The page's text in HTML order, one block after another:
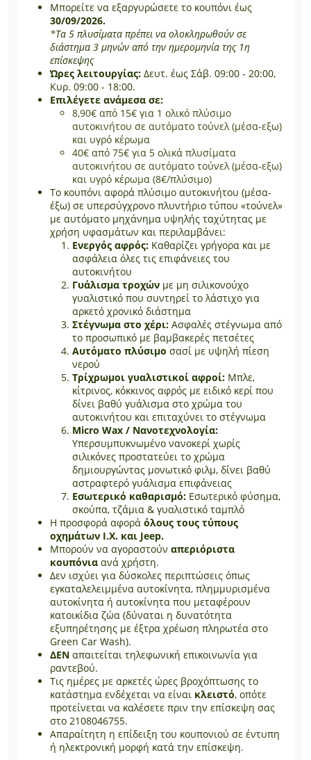
Μπορείτε να εξαργυρώσετε το κουπόνι έως
30/09/2026.
*Τα 5 πλυσίματα πρέπει να ολοκληρωθούν σε
διάστημα 3 μηνών από την ημερομηνία της 1η
επίσκεψης
Ώρες λειτουργίας: Δευτ. έως Σάβ. 09:00 - 20:00,
Κυρ. 09:00 - 18:00.
Επιλέγετε ανάμεσα σε:
8,90€ από 15€ για 1 ολικό πλύσιμο
αυτοκινήτου σε αυτόματο τούνελ (μέσα-εξω)
και υγρό κέρωμα
40€ από 75€ για 5 ολικά πλυσίματα
αυτοκινήτου σε αυτόματο τούνελ (μέσα-εξω)
και υγρό κέρωμα (8€/πλύσιμο)
Το κουπόνι αφορά πλύσιμο αυτοκινήτου (μέσα-
έξω) σε υπερσύγχρονο πλυντήριο τύπου «τούνελ»
με αυτόματο μηχάνημα υψηλής ταχύτητας με
χρήση υφασμάτων και περιλαμβάνει:
Ενεργός αφρός: Καθαρίζει γρήγορα και με
ασφάλεια όλες τις επιφάνειες του
αυτοκινήτου
Γυάλισμα τροχών με μη σιλικονούχο
γυαλιστικό που συντηρεί το λάστιχο για
αρκετό χρονικό διάστημα
Στέγνωμα στο χέρι: Ασφαλές στέγνωμα από
το προσωπικό με βαμβακερές πετσέτες
Αυτόματο πλύσιμο σασί με υψηλή πίεση
νερού
Τρίχρωμοι γυαλιστικοί αφροί: Μπλε,
κίτρινος, κόκκινος αφρός με ειδικό κερί που
δίνει βαθύ γυάλισμα στο χρώμα του
αυτοκινήτου και επιταχύνει το στέγνωμα
Micro Wax / Νανοτεχνολογία:
Υπερσυμπυκνωμένο νανοκερί χωρίς
σιλικόνες προστατεύει το χρώμα
δημιουργώντας μονωτικό φιλμ, δίνει βαθύ
αστραφτερό γυάλισμα επιφάνειας
Εσωτερικό καθαρισμό: Εσωτερικό φύσημα,
σκούπα, τζάμια & γυαλιστικό ταμπλό
Η προσφορά αφορά όλους τους τύπους
οχημάτων Ι.Χ. και Jeep.
Μπορούν να αγοραστούν απεριόριστα
κουπόνια ανά χρήστη.
Δεν ισχύει για δύσκολες περιπτώσεις όπως
εγκαταλελειμμένα αυτοκίνητα, πλημμυρισμένα
αυτοκίνητα ή αυτοκίνητα που μεταφέρουν
κατοικίδια ζώα (δύναται η δυνατότητα
εξυπηρέτησης με έξτρα χρέωση πληρωτέα στο
Green Car Wash).
ΔΕΝ απαιτείται τηλεφωνική επικοινωνία για
ραντεβού.
Τις ημέρες με αρκετές ώρες βροχόπτωσης το
κατάστημα ενδέχεται να είναι κλειστό, οπότε
προτείνεται να καλέσετε πριν την επίσκεψη σας
στo 2108046755.
Απαραίτητη η επίδειξη του κουπονιού σε έντυπη
ή ηλεκτρονική μορφή κατά την επίσκεψη.